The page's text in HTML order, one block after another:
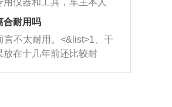
和汽油一起进入到燃烧
废气排出，就可以让三元
洗，排气管堵塞的情况就
。
导致机油流入燃烧室中，
、机油粘度。使用
的话，同样会有烧机油现
小具有很好的流动性，
用仪器和工具，车主本人
要将车辆送到修理厂或4s
车辆半轴套管防尘罩破
出现漏油现象，使半轴磨
半轴容易损坏，产生异
定器的转向胶套和球头
合耐用吗
言不太耐用。<&list>1、干
放在十几年前还比较耐